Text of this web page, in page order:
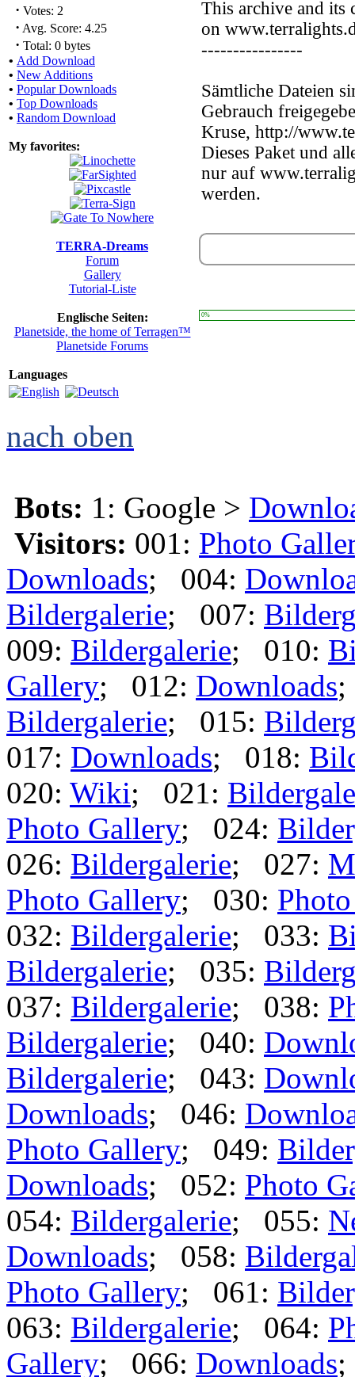
· Votes: 2
· Avg. Score: 4.25
· Total: 0 bytes
• Add Download
• New Additions
• Popular Downloads
• Top Downloads
• Random Download
My favorites:
TERRA-Dreams
Forum
Gallery
Tutorial-Liste
Englische Seiten:
Planetside, the home of Terragen™
Planetside Forums
Languages
This archive and its
on
----------------
Sämtliche Dateien
Gebrauch
Kruse, http://
Dieses Paket und
nur auf
werden.
0%
nach oben
Bots: 1: Google >
Visitors: 001: Photo
Downloads; 004:
Bildergalerie; 007:
009: Bildergalerie; 010:
Gallery; 012: Downloads
Bildergalerie; 015:
017: Downloads; 018:
020: Wiki; 021:
Photo Gallery; 024:
026: Bildergalerie; 027:
Photo Gallery; 030:
032: Bildergalerie; 033:
Bildergalerie; 035:
037: Bildergalerie; 038:
Bildergalerie; 040:
Bildergalerie; 043:
Downloads; 046:
Photo Gallery; 049:
Downloads; 052: Photo
054: Bildergalerie; 055:
Downloads; 058:
Photo Gallery; 061:
063: Bildergalerie; 064:
Gallery; 066: Downloads